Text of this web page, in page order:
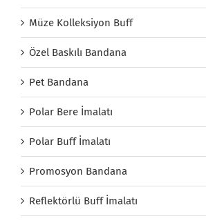
Müze Kolleksiyon Buff
Özel Baskılı Bandana
Pet Bandana
Polar Bere İmalatı
Polar Buff İmalatı
Promosyon Bandana
Reflektörlü Buff İmalatı